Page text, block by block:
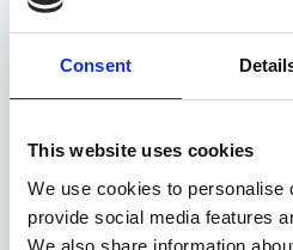
Consent
This website uses cookies
We use cookies to personalise
provide social media features
We also share information
Kalluri mõõdud: 185
Platvormi suurus: 98
x K)
Veojõu starter